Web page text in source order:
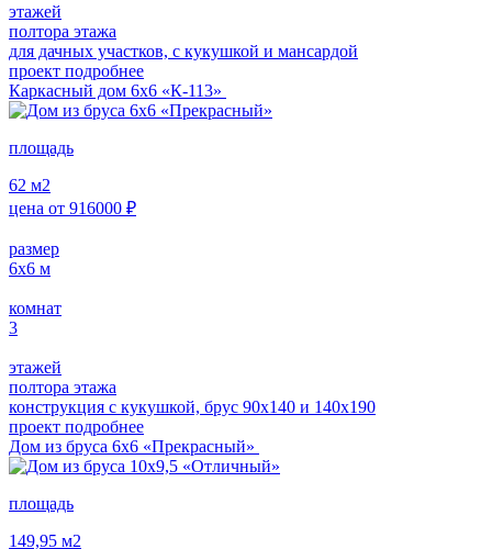
этажей
полтора этажа
для дачных участков, с кукушкой и мансардой
проект подробнее
Каркасный дом 6х6 «К-113»
площадь
62 м2
цена от 916000 ₽
размер
6х6 м
комнат
3
этажей
полтора этажа
конструкция с кукушкой, брус 90х140 и 140х190
проект подробнее
Дом из бруса 6х6 «Прекрасный»
площадь
149,95 м2